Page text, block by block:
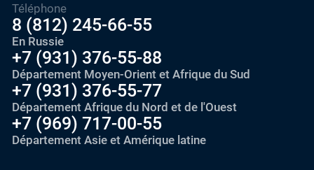
Téléphone
8 (812) 245-66-55
En Russie
+7 (931) 376-55-88
Département Moyen-Orient et Afrique du Sud
+7 (931) 376-55-77
Département Afrique du Nord et de l'Ouest
+7 (969) 717-00-55
Département Asie et Amérique latine